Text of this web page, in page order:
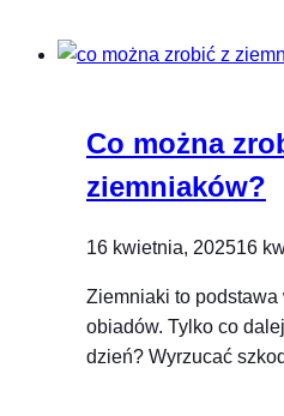
Co można
ziemniaków?
16 kwietnia, 202516
Ziemniaki to
obiadów. Tylko co
dzień? Wyrzucać